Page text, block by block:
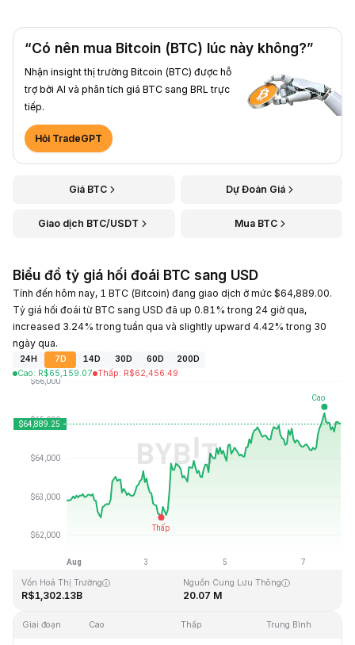
“Có nên mua Bitcoin (BTC) lúc này không?”
Nhận insight thị trường Bitcoin (BTC) được hỗ
trợ bởi AI và phân tích giá BTC sang BRL trực
tiếp.
Hỏi TradeGPT
Giá BTC Dự Đoán Giá
Giao dịch BTC/USDT Mua BTC
Biểu đồ tỷ giá hối đoái BTC sang USD
Tính đến hôm nay, 1 BTC (Bitcoin) đang giao dịch ở mức $64,889.00.
Tỷ giá hối đoái từ BTC sang USD đã up 0.81% trong 24 giờ qua,
increased 3.24% trong tuần qua và slightly upward 4.42% trong 30
ngày qua.
24H 7D 14D 30D 60D
200D
Cao: R$65,159.07 Thấp: R$62,456.49
Cập Nhật Lần Cuối: 2026-08-07, 22:15 GMT+0
R$126,080.00 R$67.81
Vốn Hoá Thị Trường
R$1,302.13B
Nguồn Cung Lưu Thông
20.07 M
Giai đoạn Cao Thấp Trung Bình